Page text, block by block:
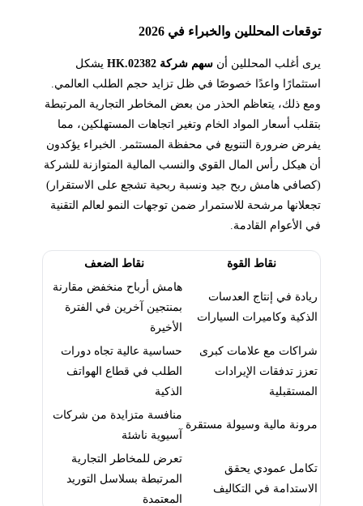
توقعات المحللين والخبراء في 2026
يرى أغلب المحللين أن سهم شركة 02382.HK
يشكل
استثمارًا واعدًا خصوصًا في ظل تزايد حجم الطلب العالمي.
ومع ذلك، يتعاظم الحذر من بعض المخاطر التجارية المرتبطة
بتقلب أسعار المواد الخام وتغير اتجاهات المستهلكين، مما
يفرض ضرورة التنويع في محفظة المستثمر. الخبراء يؤكدون
أن هيكل رأس المال القوي والنسب المالية المتوازنة للشركة
(كصافي هامش ربح جيد ونسبة ربحية تشجع على الاستقرار)
تجعلانها مرشحة للاستمرار ضمن توجهات النمو لعالم التقنية
في الأعوام القادمة.
نقاط القوة نقاط الضعف
ريادة في إنتاج العدسات
الذكية وكاميرات السيارات
هامش أرباح منخفض مقارنة
بمنتجين آخرين في الفترة
الأخيرة
شراكات مع علامات كبرى
تعزز تدفقات الإيرادات
المستقبلية
حساسية عالية تجاه دورات
الطلب في قطاع الهواتف
الذكية
مرونة مالية وسيولة مستقرة
منافسة متزايدة من شركات
آسيوية ناشئة
تكامل عمودي يحقق
الاستدامة في التكاليف
تعرض للمخاطر التجارية
المرتبطة بسلاسل التوريد
المعتمدة